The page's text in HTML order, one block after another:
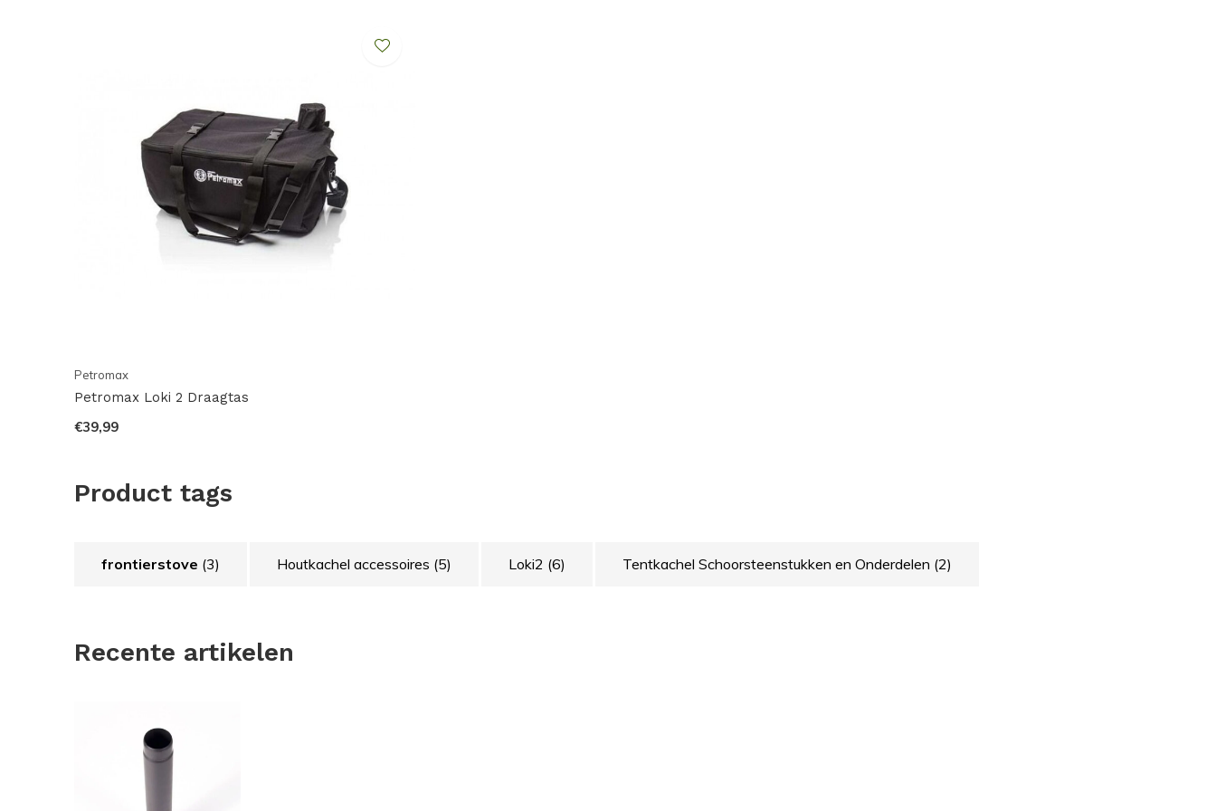
kachel niet onbeheerd te laten, deze te doven voor het slapen gaan en voor vertrek, en deze te
geeft de consument aan akkoord te gaan met bovenstaande.
Petromax
Petromax Loki 2 Draagtas
€39,99
Product tags
frontierstove (3) Houtkachel accessoires (5) Loki2 (6) Tentkachel Schoorsteenstukken en Onderdelen (2)
Recente artikelen